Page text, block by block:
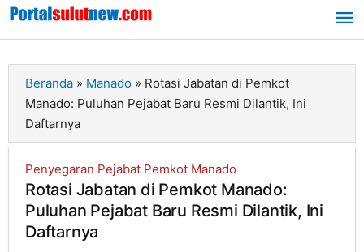
Lewati
Beranda » Manado » Rotasi Jabatan di Pemkot
Manado: Puluhan Pejabat Baru Resmi Dilantik, Ini
Daftarnya
Penyegaran Pejabat Pemkot Manado
Rotasi Jabatan di Pemkot Manado:
Puluhan Pejabat Baru Resmi Dilantik, Ini
Daftarnya